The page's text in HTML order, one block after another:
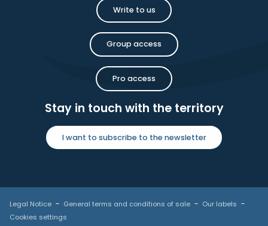
Write to us
Group access
Pro access
Stay in touch with the territory
I want to subscribe to the newsletter
Legal Notice General terms and conditions of sale
Our labels
Cookies settings